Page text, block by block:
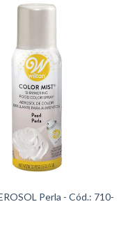
Perla - Cód.: 710-